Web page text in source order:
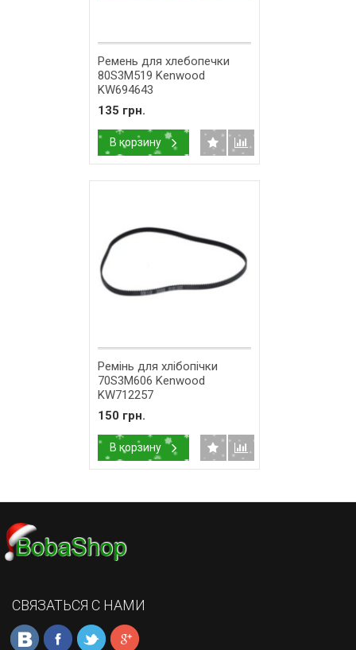
Ремень для хлебопечки
80S3M519 Kenwood
KW694643
135 грн.
В корзину
Ремінь для хлібопічки
70S3M606 Kenwood
KW712257
150 грн.
В корзину
СВЯЗАТЬСЯ С НАМИ